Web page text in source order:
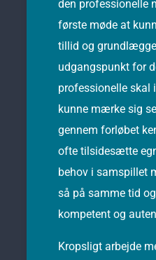
den professionelle
første møde at
tillid og
udgangspunkt for
professionelle skal
kunne mærke sig
gennem forløbet
ofte tilsidesætte
behov i samspillet
så på samme tid
kompetent og
Kropsligt arbejde